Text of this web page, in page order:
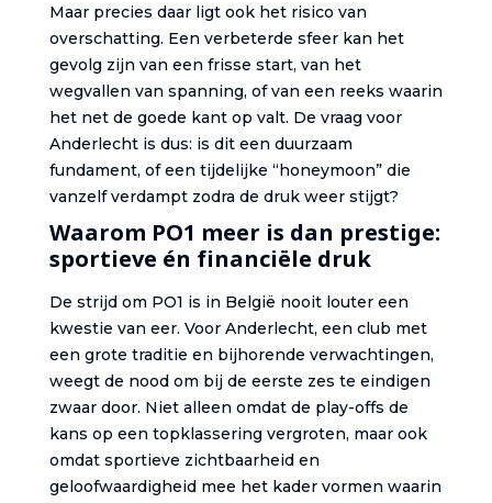
Maar precies daar ligt ook het risico van
overschatting. Een verbeterde sfeer kan het
gevolg zijn van een frisse start, van het
wegvallen van spanning, of van een reeks waarin
het net de goede kant op valt. De vraag voor
Anderlecht is dus: is dit een duurzaam
fundament, of een tijdelijke “honeymoon” die
vanzelf verdampt zodra de druk weer stijgt?
Waarom PO1 meer is dan prestige:
sportieve én financiële druk
De strijd om PO1 is in België nooit louter een
kwestie van eer. Voor Anderlecht, een club met
een grote traditie en bijhorende verwachtingen,
weegt de nood om bij de eerste zes te eindigen
zwaar door. Niet alleen omdat de play-offs de
kans op een topklassering vergroten, maar ook
omdat sportieve zichtbaarheid en
geloofwaardigheid mee het kader vormen waarin